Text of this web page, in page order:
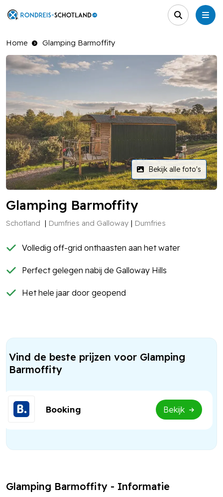
Home Glamping Barmoffity
Bekijk alle foto's
Glamping Barmoffity
Schotland Dumfries and Galloway Dumfries
Volledig off-grid onthaasten aan het water
Perfect gelegen nabij de Galloway Hills
Het hele jaar door geopend
Vind de beste prijzen voor Glamping
Barmoffity
Booking Bekijk
Glamping Barmoffity - Informatie